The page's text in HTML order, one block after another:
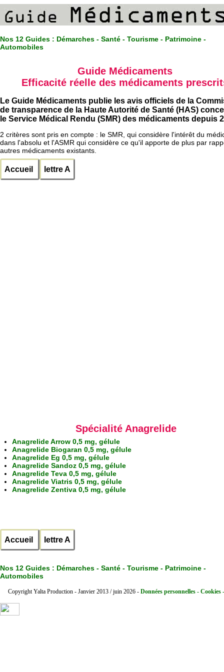
Nos 12 Guides : Démarches - Santé - Tourisme - Patrimoine -
Automobiles
Guide Médicaments
Efficacité réelle des médicaments
Le Guide Médicaments publie les avis officiels de la
de transparence de la Haute Autorité de Santé (HAS)
le Service Médical Rendu (SMR) des médicaments depuis
2 critères sont pris en compte : le SMR, qui considère l'intérêt du
dans l'absolu et l'ASMR qui considère ce qu'il apporte de plus par
autres médicaments existants.
Accueil lettre A
Spécialité Anagrelide
Anagrelide Arrow 0,5 mg, gélule
Anagrelide Biogaran 0,5 mg, gélule
Anagrelide Eg 0,5 mg, gélule
Anagrelide Sandoz 0,5 mg, gélule
Anagrelide Teva 0,5 mg, gélule
Anagrelide Viatris 0,5 mg, gélule
Anagrelide Zentiva 0,5 mg, gélule
Accueil lettre A
Nos 12 Guides : Démarches - Santé - Tourisme - Patrimoine -
Automobiles
Copyright Yalta Production - Janvier 2013 / juin 2026 - Données personnelles - Cookies